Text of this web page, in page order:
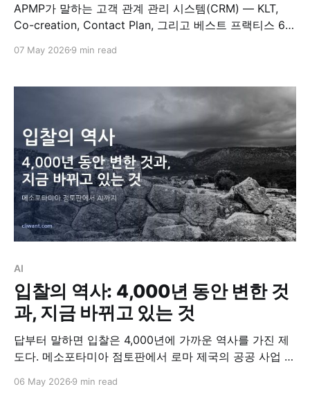
APMP가 말하는 고객 관계 관리 시스템(CRM) — KLT,
Co-creation, Contact Plan, 그리고 베스트 프랙티스 6가
07 May 2026 9 min read
AI
입찰의 역사: 4,000년 동안 변한 것
과, 지금 바뀌고 있는 것
답부터 말하면 입찰은 4,000년에 가까운 역사를 가진 제
도다. 메소포타미아 점토판에서 로마 제국의 공공 사업 도
식은 끊임없이 변해왔다. 하지만 본질은 한결같았다. 발주
06 May 2026 9 min read